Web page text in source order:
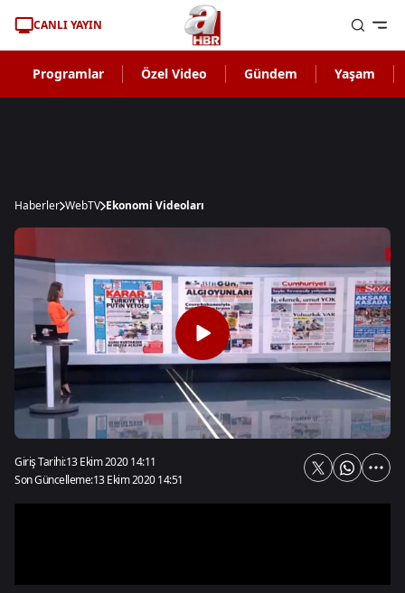
CANLI YAYIN
Programlar Özel Video Gündem Yaşam
Haberler WebTV Ekonomi Videoları
Giriş Tarihi:13 Ekim 2020 14:11
Son Güncelleme:13 Ekim 2020 14:51